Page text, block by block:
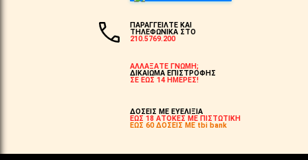
ΠΑΡΑΓΓΕΙΛΤΕ ΚΑΙ
ΤΗΛΕΦΩΝΙΚΑ ΣΤΟ
210.5769.200
ΑΛΛΑΞΑΤΕ ΓΝΩΜΗ;
ΔΙΚΑΙΩΜΑ ΕΠΙΣΤΡΟΦΗΣ
ΣΕ ΕΩΣ 14 ΗΜΕΡΕΣ!
ΔΟΣΕΙΣ ΜΕ ΕΥΕΛΙΞΙΑ
ΕΩΣ 18 ΑΤΟΚΕΣ ΜΕ ΠΙΣΤΩΤΙΚΗ
ΕΩΣ 60 ΔΟΣΕΙΣ ΜΕ tbi bank